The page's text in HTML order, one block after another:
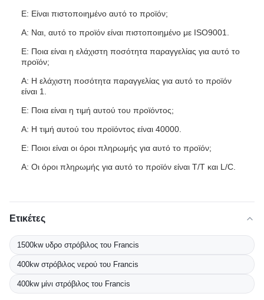
Ε: Είναι πιστοποιημένο αυτό το προϊόν;
Α: Ναι, αυτό το προϊόν είναι πιστοποιημένο με ISO9001.
Ε: Ποια είναι η ελάχιστη ποσότητα παραγγελίας για αυτό το
προϊόν;
Α: Η ελάχιστη ποσότητα παραγγελίας για αυτό το προϊόν
είναι 1.
Ε: Ποια είναι η τιμή αυτού του προϊόντος;
Α: Η τιμή αυτού του προϊόντος είναι 40000.
Ε: Ποιοι είναι οι όροι πληρωμής για αυτό το προϊόν;
Α: Οι όροι πληρωμής για αυτό το προϊόν είναι T/T και L/C.
Ετικέτες
1500kw υδρο στρόβιλος του Francis
400kw στρόβιλος νερού του Francis
400kw μίνι στρόβιλος του Francis